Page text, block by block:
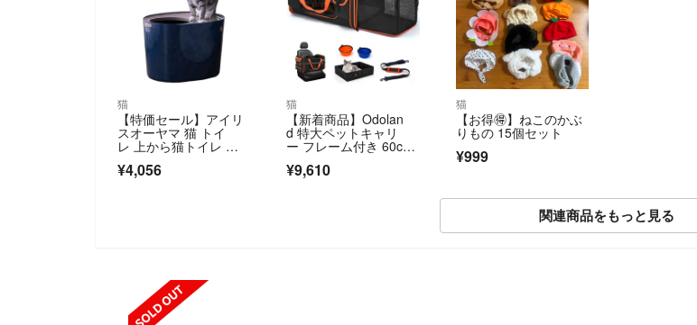
猫
【特価セール】アイリ
スオーヤマ 猫 トイ
レ 上から猫トイレ 砂
¥4,056
猫
【新着商品】Odolan
d 特大ペットキャリ
ー フレーム付き 60cm
¥9,610
猫
【お得🉐】ねこのかぶ
りもの 15個セット
¥999
関連商品をもっと見る